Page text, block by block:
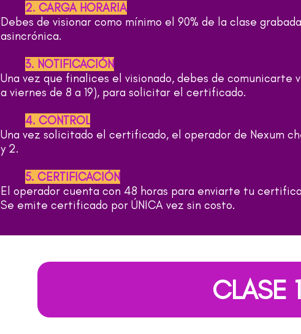
2. CARGA HORARIA
Debes de visionar como mínimo el 90% de la clase
asincrónica.
3. NOTIFICACIÓN
Una vez que finalices el visionado, debes de comunicarte
a viernes de 8 a 19), para solicitar el certificado.
4. CONTROL
Una vez solicitado el certificado, el operador de Nexum
y 2.
5. CERTIFICACIÓN
El operador cuenta con 48 horas para enviarte tu
Se emite certificado por ÚNICA vez sin costo.
CLASE 1